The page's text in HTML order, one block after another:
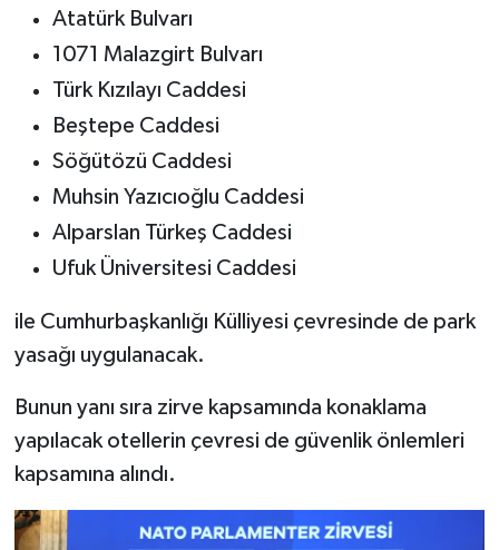
Atatürk Bulvarı
1071 Malazgirt Bulvarı
Türk Kızılayı Caddesi
Beştepe Caddesi
Söğütözü Caddesi
Muhsin Yazıcıoğlu Caddesi
Alparslan Türkeş Caddesi
Ufuk Üniversitesi Caddesi
ile Cumhurbaşkanlığı Külliyesi çevresinde de park
yasağı uygulanacak.
Bunun yanı sıra zirve kapsamında konaklama
yapılacak otellerin çevresi de güvenlik önlemleri
kapsamına alındı.